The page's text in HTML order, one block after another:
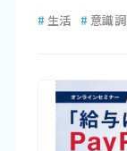
# 生活 # 意識